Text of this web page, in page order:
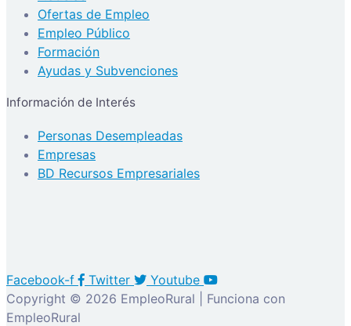
Ofertas de Empleo
Empleo Público
Formación
Ayudas y Subvenciones
Información de Interés
Personas Desempleadas
Empresas
BD Recursos Empresariales
Facebook-f Twitter
Youtube
Copyright © 2026 EmpleoRural | Funciona con
EmpleoRural